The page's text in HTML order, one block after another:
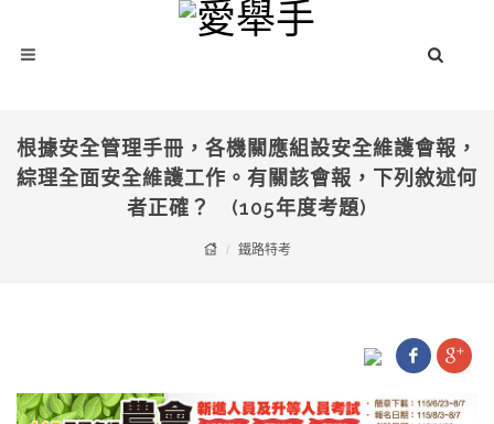
根據安全管理手冊，各機關應組設安全維護會報，
綜理全面安全維護工作。有關該會報，下列敘述何
者正確？ (105年度考題)
鐵路特考